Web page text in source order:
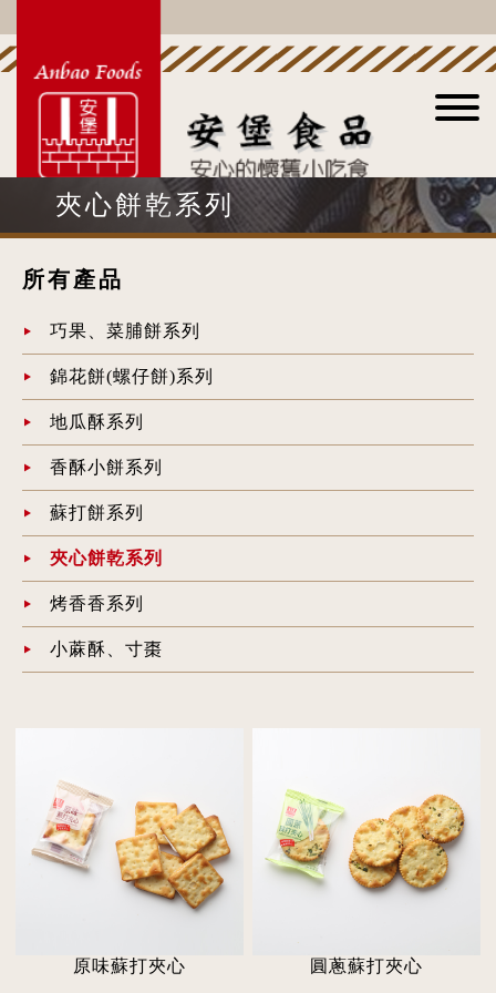
夾心餅乾系列
所有產品
巧果、菜脯餅系列
錦花餅(螺仔餅)系列
地瓜酥系列
香酥小餅系列
蘇打餅系列
夾心餅乾系列
烤香香系列
小蔴酥、寸棗
原味蘇打夾心 圓蔥蘇打夾心